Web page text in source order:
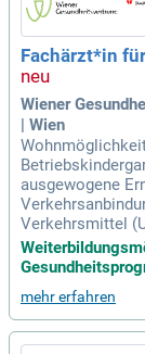
Fachärzt*in
Wiener
| Wien
ausgewogene
Verkehrsmittel
mehr erfahren